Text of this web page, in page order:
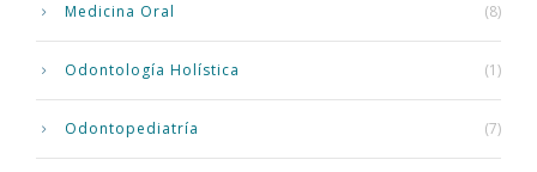
Medicina Oral (8)
Odontología Holística (1)
Odontopediatría (7)